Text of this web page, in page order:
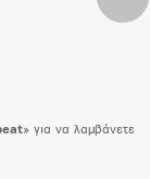
» για να λαμβάνετε